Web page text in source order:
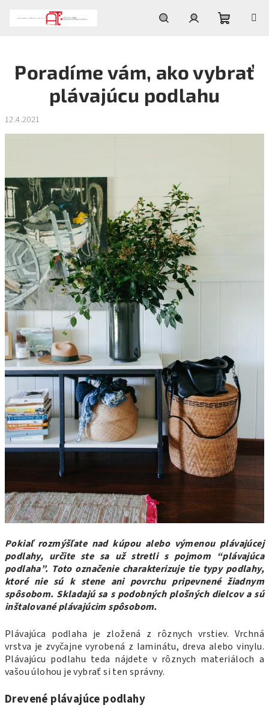
košík
Poradíme vám, ako vybrať
plávajúcu podlahu
12.4.2021
Pokiaľ rozmýšľate nad kúpou alebo výmenou plávajúcej
podlahy, určite ste sa už stretli s pojmom “plávajúca
podlaha”. Toto označenie charakterizuje tie typy podlahy,
ktoré nie sú k stene ani povrchu pripevnené žiadnym
spôsobom. Skladajú sa s podobných plošných dielcov a sú
inštalované plávajúcim spôsobom.
Plávajúca podlaha je zložená z rôznych vrstiev. Vrchná
vrstva je zvyčajne vyrobená z laminátu, dreva alebo vinylu.
Plávajúcu podlahu teda nájdete v rôznych materiáloch a
vašou úlohou je vybrať si ten správny.
Drevené plávajúce podlahy